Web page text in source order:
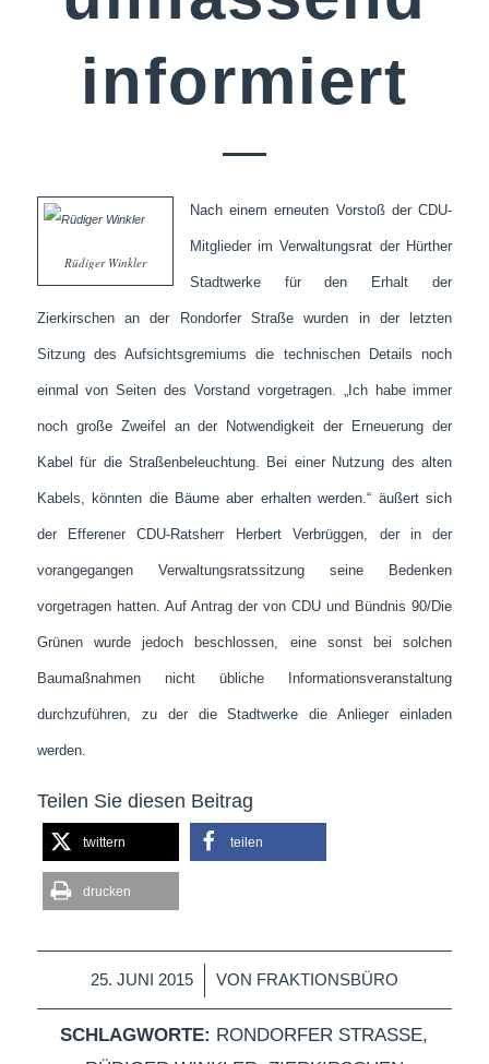
informiert
Rüdiger Winkler
Nach einem erneuten Vorstoß der CDU-
Mitglieder im Verwaltungsrat der Hürther
Stadtwerke für den Erhalt der
Zierkirschen an der Rondorfer Straße wurden in der letzten
Sitzung des Aufsichtsgremiums die technischen Details noch
einmal von Seiten des Vorstand vorgetragen. „Ich habe immer
noch große Zweifel an der Notwendigkeit der Erneuerung der
Kabel für die Straßenbeleuchtung. Bei einer Nutzung des alten
Kabels, könnten die Bäume aber erhalten werden.“ äußert sich
der Efferener CDU-Ratsherr Herbert Verbrüggen, der in der
vorangegangen Verwaltungsratssitzung seine Bedenken
vorgetragen hatten. Auf Antrag der von CDU und Bündnis 90/Die
Grünen wurde jedoch beschlossen, eine sonst bei solchen
Baumaßnahmen nicht übliche Informationsveranstaltung
durchzuführen, zu der die Stadtwerke die Anlieger einladen
werden.
Teilen Sie diesen Beitrag
twittern teilen
drucken
25. JUNI 2015
/ VON FRAKTIONSBÜRO
SCHLAGWORTE: RONDORFER STRASSE
,